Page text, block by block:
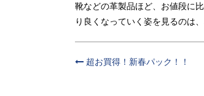
靴などの革製品ほど、お値段に
り良くなっていく姿を見るのは
超お買得！新春パック！！